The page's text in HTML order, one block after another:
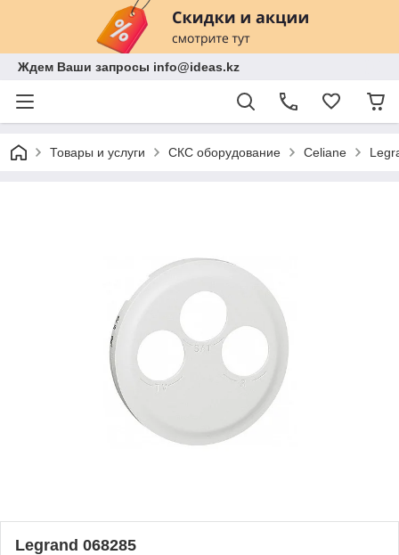
Ждем Ваши запросы info@ideas.kz
Товары и услуги СКС оборудование Celiane
Legrand 068285